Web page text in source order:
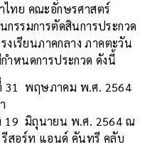
ไทย คณะอักษรศาสตร์
รรมการตัดสินการประกวด
งเรียนภาคกลาง ภาคตะวัน
ำหนดการประกวด ดังนี้
31 พฤษภาคม พ.ศ. 2564
19 มิถุนายน พ.ศ. 2564 ณ
สอร์ท แอนด์ คันทรี คลับ